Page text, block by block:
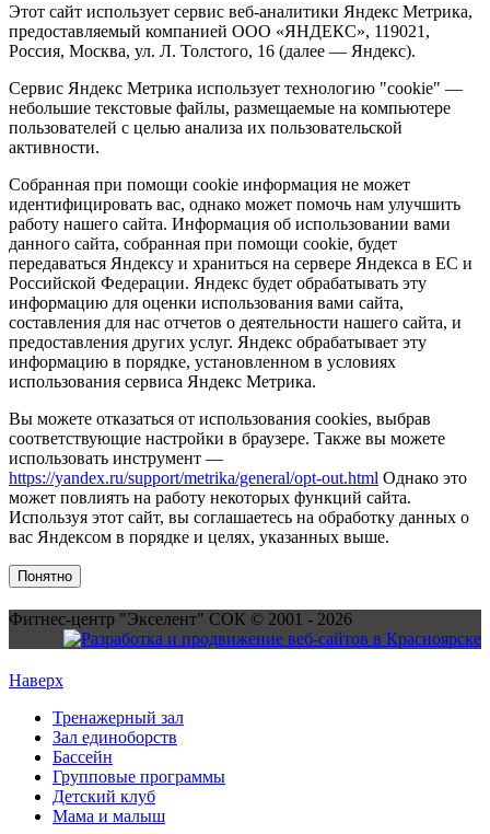
Этот сайт использует сервис веб-аналитики Яндекс Метрика,
предоставляемый компанией ООО «ЯНДЕКС», 119021,
Россия, Москва, ул. Л. Толстого, 16 (далее — Яндекс).
Сервис Яндекс Метрика использует технологию "cookie" —
небольшие текстовые файлы, размещаемые на компьютере
пользователей с целью анализа их пользовательской
активности.
Собранная при помощи cookie информация не может
идентифицировать вас, однако может помочь нам улучшить
работу нашего сайта. Информация об использовании вами
данного сайта, собранная при помощи cookie, будет
передаваться Яндексу и храниться на сервере Яндекса в ЕС и
Российской Федерации. Яндекс будет обрабатывать эту
информацию для оценки использования вами сайта,
составления для нас отчетов о деятельности нашего сайта, и
предоставления других услуг. Яндекс обрабатывает эту
информацию в порядке, установленном в условиях
использования сервиса Яндекс Метрика.
Вы можете отказаться от использования cookies, выбрав
соответствующие настройки в браузере. Также вы можете
использовать инструмент —
https://yandex.ru/support/metrika/general/opt-out.html Однако это
может повлиять на работу некоторых функций сайта.
Используя этот сайт, вы соглашаетесь на обработку данных о
вас Яндексом в порядке и целях, указанных выше.
Понятно
Фитнес-центр "Экселент" СОК © 2001 - 2026
Наверх
Тренажерный зал
Зал единоборств
Бассейн
Групповые программы
Детский клуб
Мама и малыш